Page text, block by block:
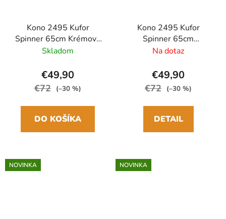
Kono 2495 Kufor
Spinner 65cm Krémový
ABS/Polykarbonát
Skladom
€49,90
€72 (–30 %)
DO KOŠÍKA
Kono 2495 Kufor
Spinner 65cm
Svetlomodrý
Na dotaz
€49,90
€72 (–30 %)
DETAIL
NOVINKA NOVINKA